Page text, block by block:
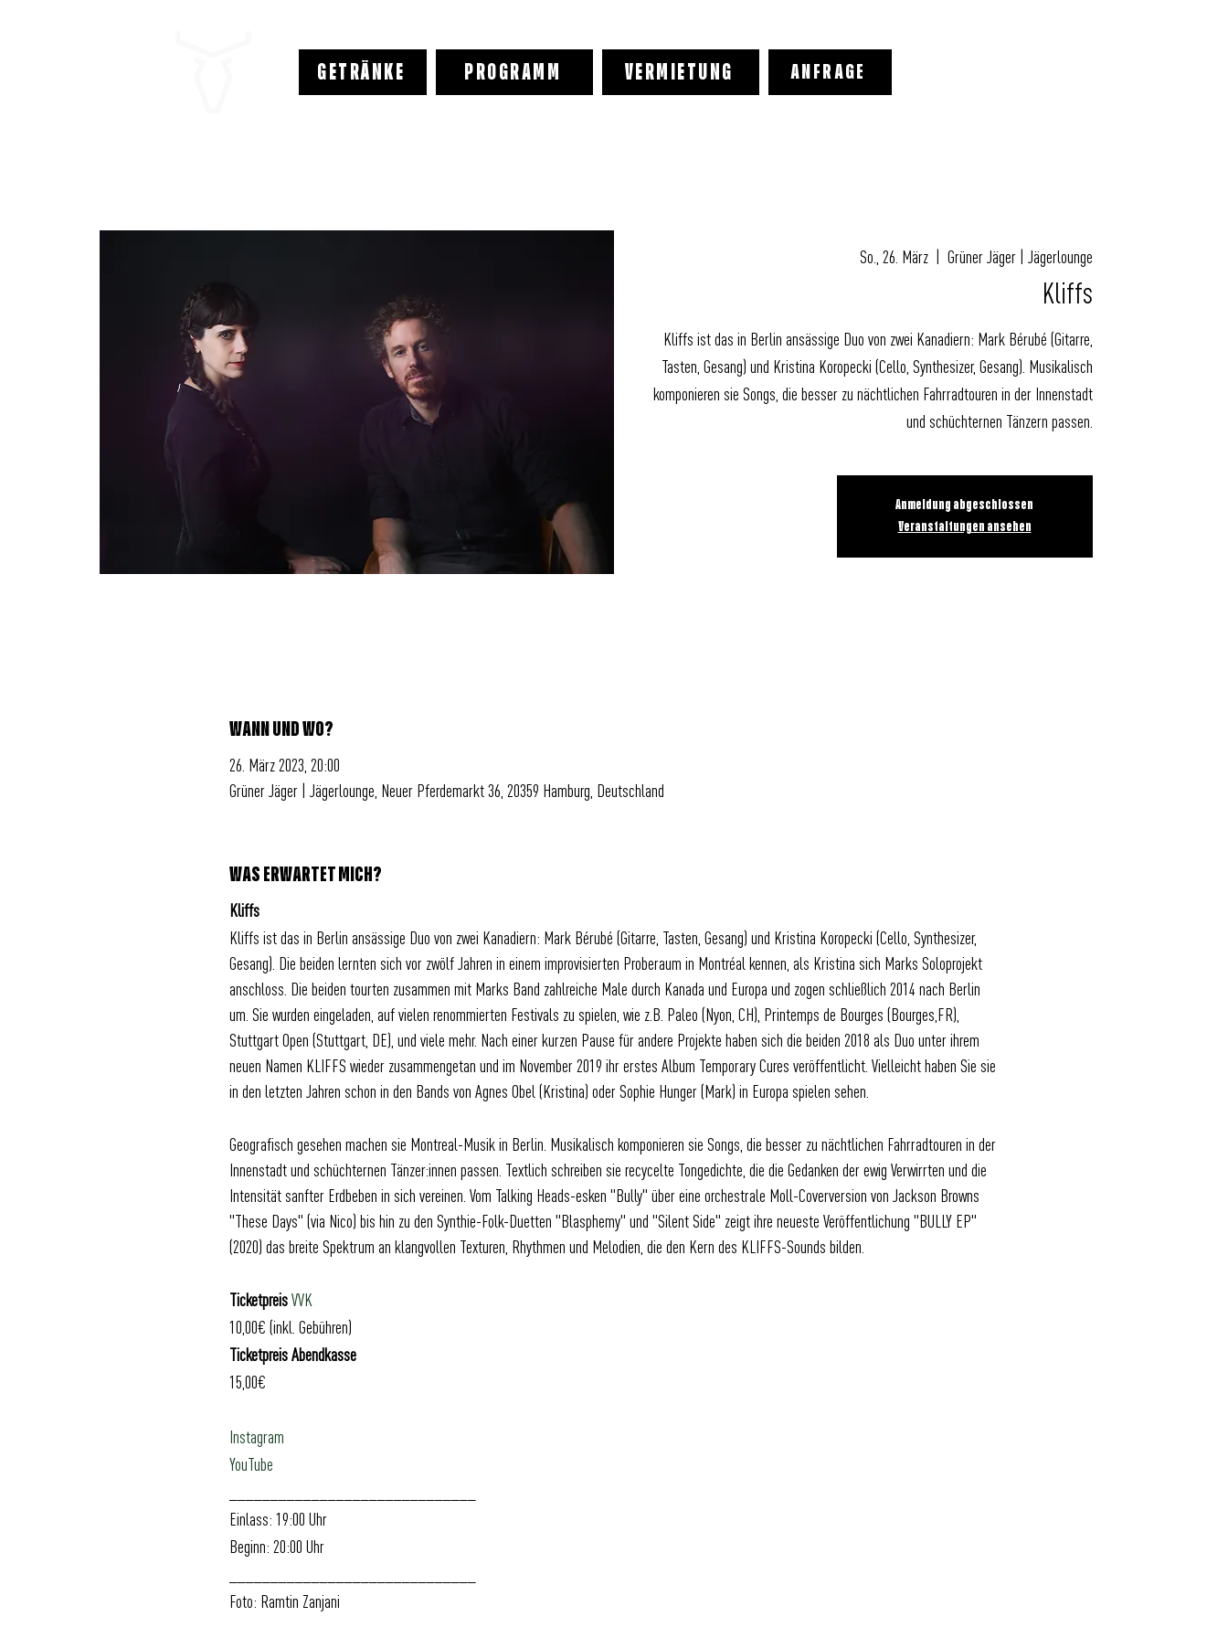
GETRÄNKE PROGRAMM VERMIETUNG ANFRAGE
So., 26. März
  |
Grüner Jäger | Jägerlounge
Kliffs
Kliffs ist das in Berlin ansässige Duo von zwei Kanadiern: Mark Bérubé (Gitarre,
Tasten, Gesang) und Kristina Koropecki (Cello, Synthesizer, Gesang). Musikalisch
komponieren sie Songs, die besser zu nächtlichen Fahrradtouren in der Innenstadt
und schüchternen Tänzern passen.
Anmeldung abgeschlossen
Veranstaltungen ansehen
WANN UND WO?
26. März 2023, 20:00
Grüner Jäger | Jägerlounge, Neuer Pferdemarkt 36, 20359 Hamburg, Deutschland
WAS ERWARTET MICH?
Kliffs
Kliffs ist das in Berlin ansässige Duo von zwei Kanadiern: Mark Bérubé (Gitarre, Tasten, Gesang) und Kristina Koropecki (Cello, Synthesizer,
Gesang). Die beiden lernten sich vor zwölf Jahren in einem improvisierten Proberaum in Montréal kennen, als Kristina sich Marks Soloprojekt
anschloss. Die beiden tourten zusammen mit Marks Band zahlreiche Male durch Kanada und Europa und zogen schließlich 2014 nach Berlin
um. Sie wurden eingeladen, auf vielen renommierten Festivals zu spielen, wie z.B. Paleo (Nyon, CH), Printemps de Bourges (Bourges,FR),
Stuttgart Open (Stuttgart, DE), und viele mehr. Nach einer kurzen Pause für andere Projekte haben sich die beiden 2018 als Duo unter ihrem
neuen Namen KLIFFS wieder zusammengetan und im November 2019 ihr erstes Album Temporary Cures veröffentlicht. Vielleicht haben Sie sie
in den letzten Jahren schon in den Bands von Agnes Obel (Kristina) oder Sophie Hunger (Mark) in Europa spielen sehen.
Geografisch gesehen machen sie Montreal-Musik in Berlin. Musikalisch komponieren sie Songs, die besser zu nächtlichen Fahrradtouren in der
Innenstadt und schüchternen Tänzer:innen passen. Textlich schreiben sie recycelte Tongedichte, die die Gedanken der ewig Verwirrten und die
Intensität sanfter Erdbeben in sich vereinen. Vom Talking Heads-esken "Bully" über eine orchestrale Moll-Coverversion von Jackson Browns
"These Days" (via Nico) bis hin zu den Synthie-Folk-Duetten "Blasphemy" und "Silent Side" zeigt ihre neueste Veröffentlichung "BULLY EP"
(2020) das breite Spektrum an klangvollen Texturen, Rhythmen und Melodien, die den Kern des KLIFFS-Sounds bilden.
Ticketpreis VVK
10,00€ (inkl. Gebühren)
Ticketpreis Abendkasse
15,00€
Instagram
YouTube
Einlass: 19:00 Uhr
Beginn: 20:00 Uhr
Foto: Ramtin Zanjani